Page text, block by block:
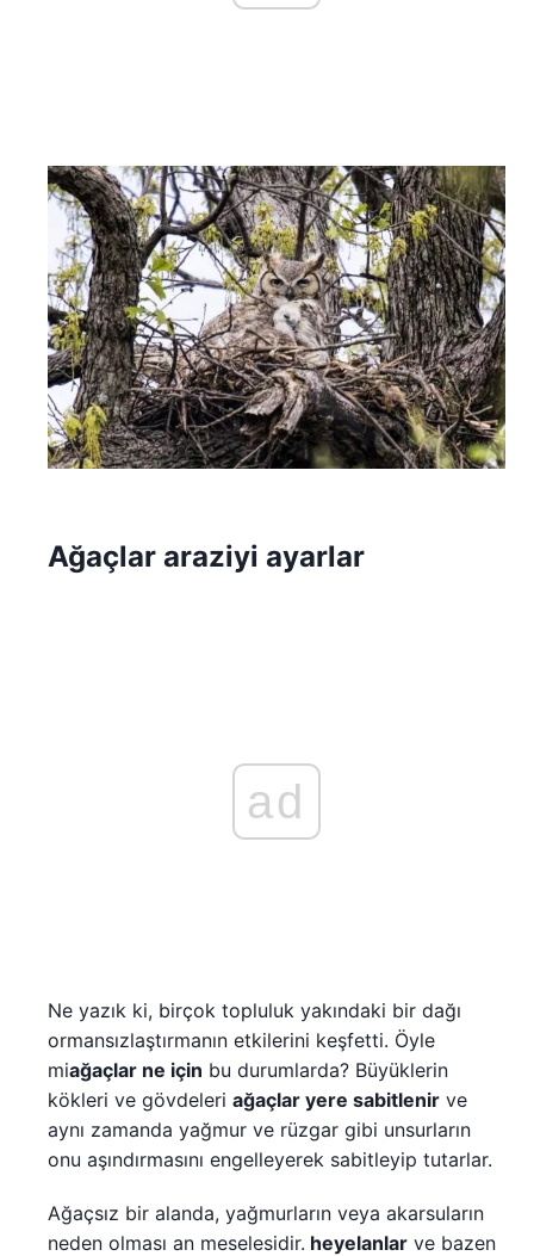
Ağaçlar araziyi ayarlar
ad
Ne yazık ki, birçok topluluk yakındaki bir dağı
ormansızlaştırmanın etkilerini keşfetti. Öyle
miağaçlar ne için bu durumlarda? Büyüklerin
kökleri ve gövdeleri ağaçlar yere sabitlenir ve
aynı zamanda yağmur ve rüzgar gibi unsurların
onu aşındırmasını engelleyerek sabitleyip tutarlar.
Ağaçsız bir alanda, yağmurların veya akarsuların
neden olması an meselesidir. heyelanlar ve bazen